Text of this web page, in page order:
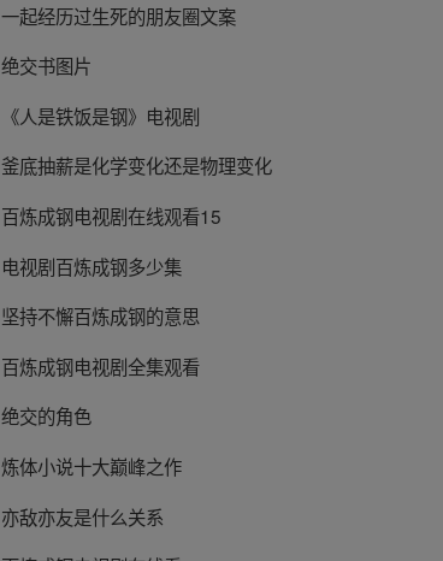
一起经历过生死的朋友圈文案
绝交书图片
《人是铁饭是钢》电视剧
釜底抽薪是化学变化还是物理变化
百炼成钢电视剧在线观看15
电视剧百炼成钢多少集
坚持不懈百炼成钢的意思
百炼成钢电视剧全集观看
绝交的角色
炼体小说十大巅峰之作
亦敌亦友是什么关系